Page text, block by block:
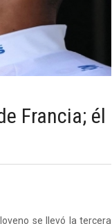
Francia; él
se llevó la tercera